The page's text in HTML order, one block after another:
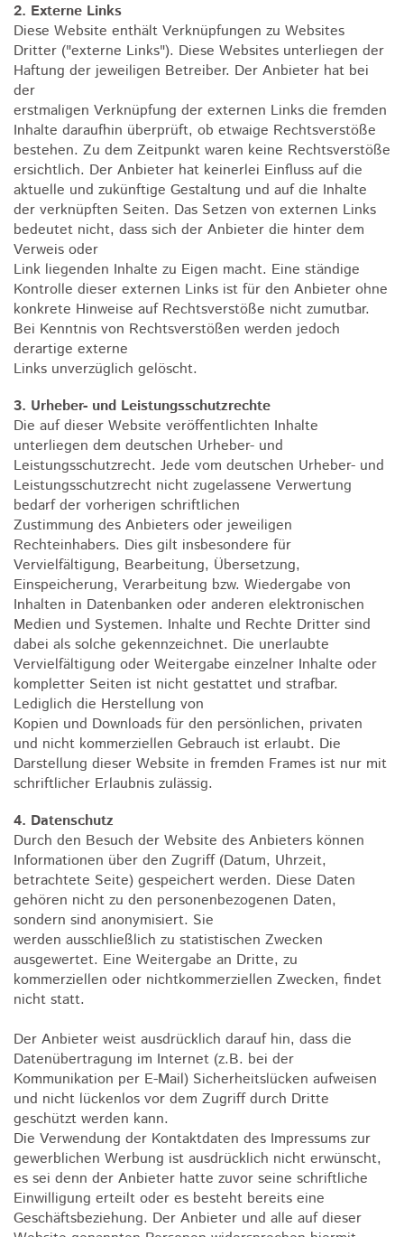
2. Externe Links
Diese Website enthält Verknüpfungen zu Websites
Dritter ("externe Links"). Diese Websites unterliegen der
Haftung der jeweiligen Betreiber. Der Anbieter hat bei
der
erstmaligen Verknüpfung der externen Links die fremden
Inhalte daraufhin überprüft, ob etwaige Rechtsverstöße
bestehen. Zu dem Zeitpunkt waren keine Rechtsverstöße
ersichtlich. Der Anbieter hat keinerlei Einfluss auf die
aktuelle und zukünftige Gestaltung und auf die Inhalte
der verknüpften Seiten. Das Setzen von externen Links
bedeutet nicht, dass sich der Anbieter die hinter dem
Verweis oder
Link liegenden Inhalte zu Eigen macht. Eine ständige
Kontrolle dieser externen Links ist für den Anbieter ohne
konkrete Hinweise auf Rechtsverstöße nicht zumutbar.
Bei Kenntnis von Rechtsverstößen werden jedoch
derartige externe
Links unverzüglich gelöscht.
3. Urheber- und Leistungsschutzrechte
Die auf dieser Website veröffentlichten Inhalte
unterliegen dem deutschen Urheber- und
Leistungsschutzrecht. Jede vom deutschen Urheber- und
Leistungsschutzrecht nicht zugelassene Verwertung
bedarf der vorherigen schriftlichen
Zustimmung des Anbieters oder jeweiligen
Rechteinhabers. Dies gilt insbesondere für
Vervielfältigung, Bearbeitung, Übersetzung,
Einspeicherung, Verarbeitung bzw. Wiedergabe von
Inhalten in Datenbanken oder anderen elektronischen
Medien und Systemen. Inhalte und Rechte Dritter sind
dabei als solche gekennzeichnet. Die unerlaubte
Vervielfältigung oder Weitergabe einzelner Inhalte oder
kompletter Seiten ist nicht gestattet und strafbar.
Lediglich die Herstellung von
Kopien und Downloads für den persönlichen, privaten
und nicht kommerziellen Gebrauch ist erlaubt. Die
Darstellung dieser Website in fremden Frames ist nur mit
schriftlicher Erlaubnis zulässig.
4. Datenschutz
Durch den Besuch der Website des Anbieters können
Informationen über den Zugriff (Datum, Uhrzeit,
betrachtete Seite) gespeichert werden. Diese Daten
gehören nicht zu den personenbezogenen Daten,
sondern sind anonymisiert. Sie
werden ausschließlich zu statistischen Zwecken
ausgewertet. Eine Weitergabe an Dritte, zu
kommerziellen oder nichtkommerziellen Zwecken, findet
nicht statt.
Der Anbieter weist ausdrücklich darauf hin, dass die
Datenübertragung im Internet (z.B. bei der
Kommunikation per E-Mail) Sicherheitslücken aufweisen
und nicht lückenlos vor dem Zugriff durch Dritte
geschützt werden kann.
Die Verwendung der Kontaktdaten des Impressums zur
gewerblichen Werbung ist ausdrücklich nicht erwünscht,
es sei denn der Anbieter hatte zuvor seine schriftliche
Einwilligung erteilt oder es besteht bereits eine
Geschäftsbeziehung. Der Anbieter und alle auf dieser